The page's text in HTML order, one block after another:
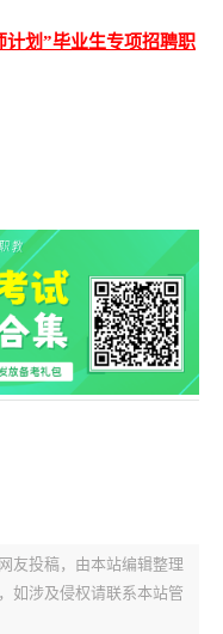
计划”毕业生专项招聘职
岗位计划（先面试后笔试
年事业单位联考职位表
友投稿，由本站编辑整理
如涉及侵权请联系本站管